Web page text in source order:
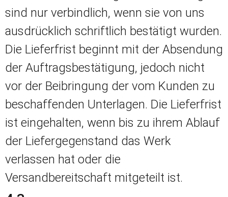
sind nur verbindlich, wenn sie von uns
ausdrücklich schriftlich bestätigt wurden.
Die Lieferfrist beginnt mit der Absendung
der Auftragsbestätigung, jedoch nicht
vor der Beibringung der vom Kunden zu
beschaffenden Unterlagen. Die Lieferfrist
ist eingehalten, wenn bis zu ihrem Ablauf
der Liefergegenstand das Werk
verlassen hat oder die
Versandbereitschaft mitgeteilt ist.